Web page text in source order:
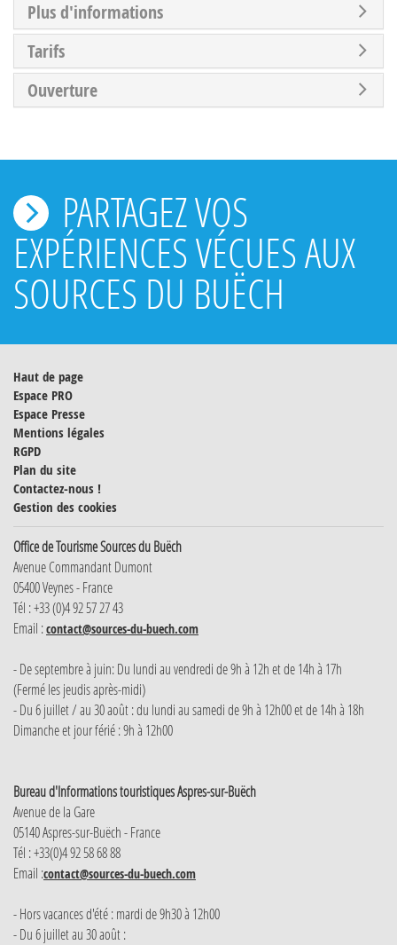
Plus d'informations
Tarifs
Ouverture
PARTAGEZ VOS
EXPÉRIENCES VÉCUES AUX
SOURCES DU BUËCH
Haut de page
Espace PRO
Espace Presse
Mentions légales
RGPD
Plan du site
Contactez-nous !
Gestion des cookies
Office de Tourisme Sources du Buëch
Avenue Commandant Dumont
05400 Veynes - France
Tél : +33 (0)4 92 57 27 43
Email :contact@sources-du-buech.com
- De septembre à juin: Du lundi au vendredi de 9h à 12h et de 14h à 17h
(Fermé les jeudis après-midi)
- Du 6 juillet / au 30 août : du lundi au samedi de 9h à 12h00 et de 14h à 18h
Dimanche et jour férié : 9h à 12h00
Bureau d'Informations touristiques Aspres-sur-Buëch
Avenue de la Gare
05140 Aspres-sur-Buëch - France
Tél : +33(0)4 92 58 68 88
Email :contact@sources-du-buech.com
- Hors vacances d'été : mardi de 9h30 à 12h00
- Du 6 juillet au 30 août :